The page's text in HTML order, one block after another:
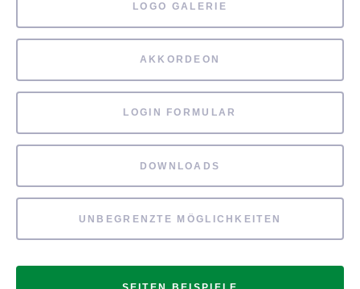
LOGO GALERIE
AKKORDEON
LOGIN FORMULAR
DOWNLOADS
UNBEGRENZTE MÖGLICHKEITEN